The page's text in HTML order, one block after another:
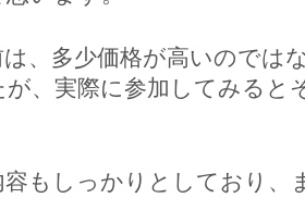
、多少価格が高いのでは
が、実際に参加してみると
もしっかりとしており、